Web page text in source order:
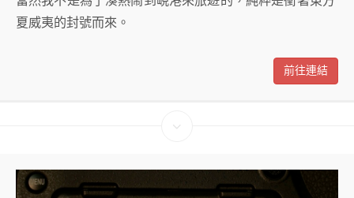
夏威夷的封號而來。
前往連結